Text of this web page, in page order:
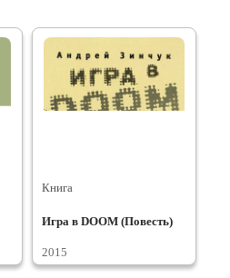
Книга
Игра в DOOM (Повесть)
2015